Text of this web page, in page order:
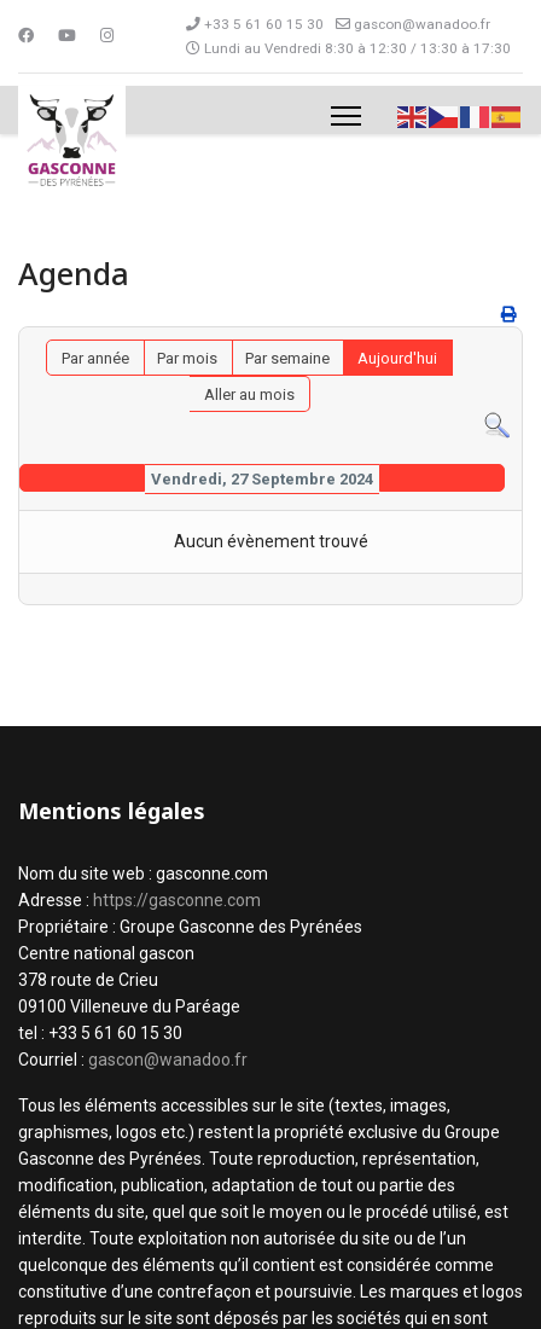
+33 5 61 60 15 30
gascon@wanadoo.fr
Lundi au Vendredi 8:30 à 12:30 / 13:30 à 17:30
Agenda
Par année Par mois Par semaine
Aujourd'hui
Aller au mois
Vendredi, 27 Septembre 2024
Aucun évènement trouvé
Mentions légales
Nom du site web : gasconne.com
Adresse : https://gasconne.com
Propriétaire : Groupe Gasconne des Pyrénées
Centre national gascon
378 route de Crieu
09100 Villeneuve du Paréage
tel : +33 5 61 60 15 30
Courriel : gascon@wanadoo.fr
Tous les éléments accessibles sur le site (textes, images,
graphismes, logos etc.) restent la propriété exclusive du Groupe
Gasconne des Pyrénées. Toute reproduction, représentation,
modification, publication, adaptation de tout ou partie des
éléments du site, quel que soit le moyen ou le procédé utilisé, est
interdite. Toute exploitation non autorisée du site ou de l’un
quelconque des éléments qu’il contient est considérée comme
constitutive d’une contrefaçon et poursuivie. Les marques et logos
reproduits sur le site sont déposés par les sociétés qui en sont